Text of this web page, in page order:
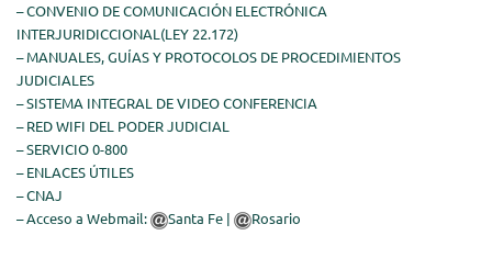
– CONVENIO DE COMUNICACIÓN ELECTRÓNICA
INTERJURIDICCIONAL(LEY 22.172)
– MANUALES, GUÍAS Y PROTOCOLOS DE PROCEDIMIENTOS
JUDICIALES
– SISTEMA INTEGRAL DE VIDEO CONFERENCIA
– RED WIFI DEL PODER JUDICIAL
– SERVICIO 0-800
– ENLACES ÚTILES
– CNAJ
– Acceso a Webmail:
Santa Fe | Rosario